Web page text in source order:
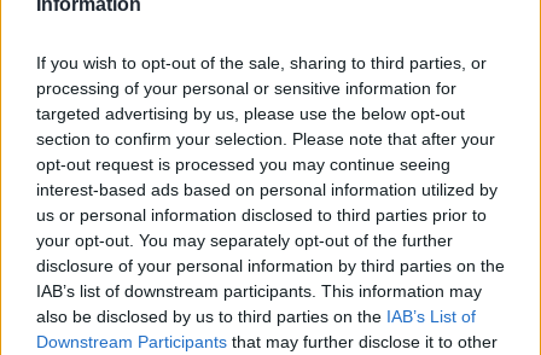
Information
If you wish to opt-out of the sale, sharing to third parties, or
processing of your personal or sensitive information for
targeted advertising by us, please use the below opt-out
section to confirm your selection. Please note that after your
opt-out request is processed you may continue seeing
interest-based ads based on personal information utilized by
us or personal information disclosed to third parties prior to
your opt-out. You may separately opt-out of the further
disclosure of your personal information by third parties on the
IAB’s list of downstream participants. This information may
also be disclosed by us to third parties on the IAB’s List of
Downstream Participants that may further disclose it to other
Συντελεστές:
Παίζουν οι μουσικοί:
Σεραφείμ Γιαννακόπουλος, τύμπανα
Θωμάς Κωνσταντίνου, ούτι
Μηνάς Λιάκος, ηλεκτρική κιθάρα